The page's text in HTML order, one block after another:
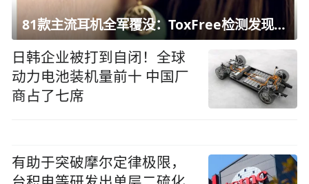
81款主流耳机全军覆没：ToxFree检测发现均含对人体有害化学物质
日韩企业被打到自闭！全球
动力电池装机量前十 中国厂
商占了七席
有助于突破摩尔定律极限，